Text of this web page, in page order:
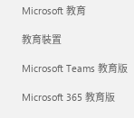
Microsoft 教育
教育裝置
Microsoft Teams 教育版
Microsoft 365 教育版